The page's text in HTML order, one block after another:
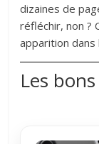
dizaines de
réfléchir, non ?
apparition dans
Les